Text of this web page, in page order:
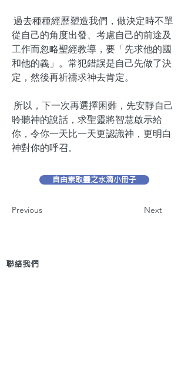
過去種種經歷塑造我們，做決定時不單
從自己的角度出發、考慮自己的前途及
工作而忽略聖經教導，要「先求他的國
和他的義」。常犯錯誤是自己先做了決
定，然後再祈禱求神去肯定。
所以，下一次再選擇困難，先安靜自己
聆聽神的說話，求聖靈將智慧啟示給
你，令你一天比一天更認識神，更明白
神對你的呼召。
自由索取靈之水滴小冊子
Previous Next
聯絡我們